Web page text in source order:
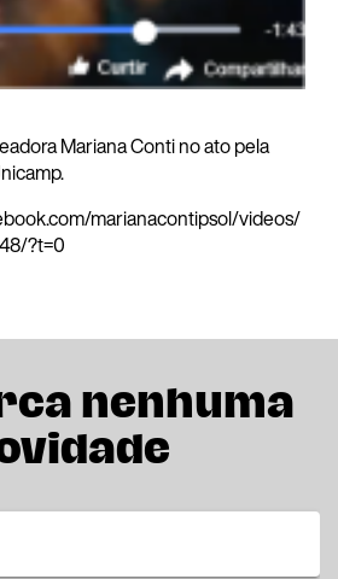
Mariana Conti no ato pela
marianacontipsol/videos/
?t=0
nenhuma